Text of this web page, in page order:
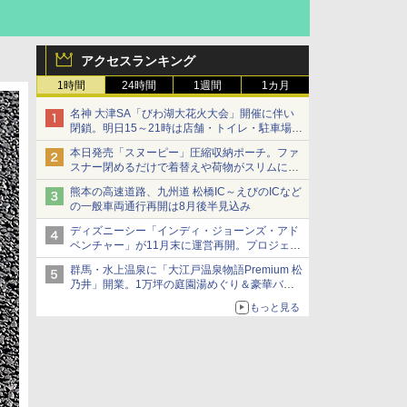
アクセスランキング
1時間 24時間 1週間 1カ月
名神 大津SA「びわ湖大花火大会」開催に伴い
閉鎖。明日15～21時は店舗・トイレ・駐車場の
利用不可
本日発売「スヌーピー」圧縮収納ポーチ。ファ
スナー閉めるだけで着替えや荷物がスリムにま
とまる
熊本の高速道路、九州道 松橋IC～えびのICなど
の一般車両通行再開は8月後半見込み
ディズニーシー「インディ・ジョーンズ・アド
ベンチャー」が11月末に運営再開。プロジェク
ションマッピングを追加、DPAは1500円
群馬・水上温泉に「大江戸温泉物語Premium 松
乃井」開業。1万坪の庭園湯めぐり＆豪華バイ
もっと見る